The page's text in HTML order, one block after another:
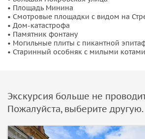
передвигаться на трамвае. В
Нижнем Новгороде можно было стать
Минина.
• Площадь Минина
• Смотровые площадки с видом на
• Дом-катастрофа
• Памятник фонтану
• Могильные плиты с пикантной
• Старинный особняк с милыми
Экскурсия больше не
Пожалуйста, выберите другую.